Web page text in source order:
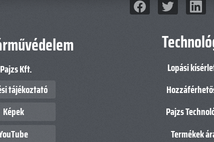
Kft.
tájékoztató
Képek
Lopási
Pajzs
Termékek